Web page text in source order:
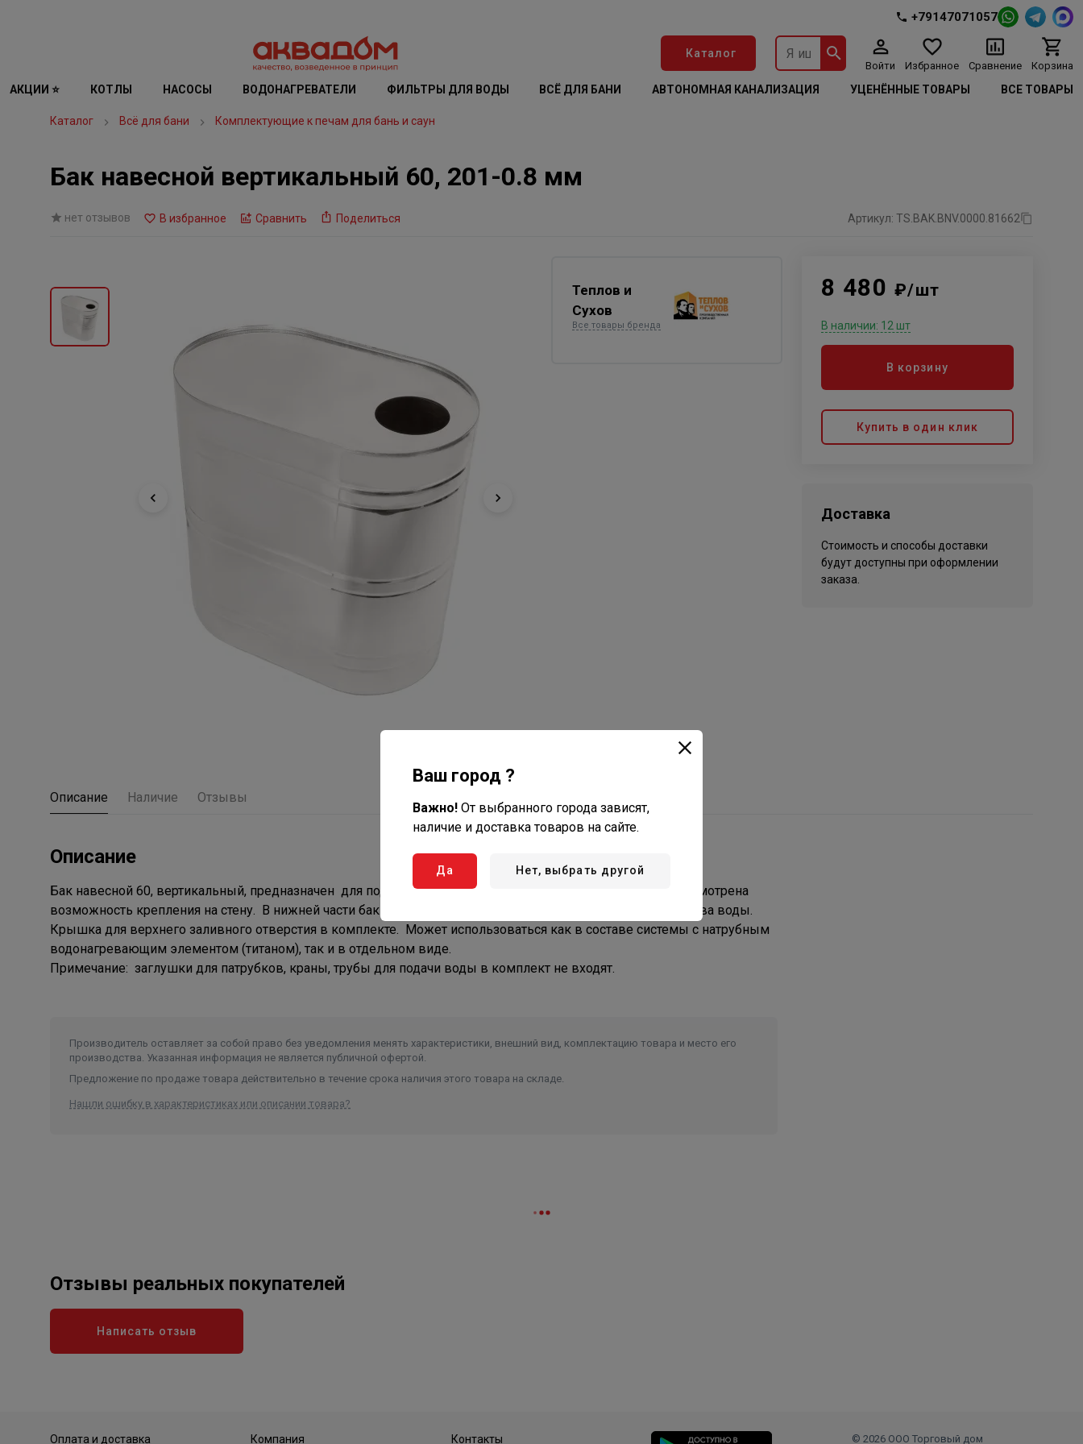
+79147071057
Каталог
Войти Избранное Сравнение Корзина
АКЦИИ ⭐ КОТЛЫ НАСОСЫ ВОДОНАГРЕВАТЕЛИ ФИЛЬТРЫ ДЛЯ ВОДЫ ВСЁ ДЛЯ БАНИ АВТОНОМНАЯ КАНАЛИЗАЦИЯ УЦЕНЁННЫЕ ТОВАРЫ ВСЕ ТОВАРЫ
Каталог Всё для бани Комплектующие к печам для бань и саун
Бак навесной вертикальный 60, 201-0.8 мм
нет отзывов В избранное Сравнить Поделиться Артикул: TS.BAK.BNV.0000.81662
Теплов и
Сухов
Все товары бренда
8 480 ₽/шт
В наличии: 12 шт
В корзину
Купить в один клик
Доставка
Стоимость и способы доставки
будут доступны при оформлении
заказа.
Описание Наличие Отзывы
Описание
Бак навесной 60, вертикальный, предназначен для подачи и хранения воды в банном помещении. Предусмотрена
возможность крепления на стену. В нижней части бак оборудован двумя патрубками 3/4 для подачи и слива воды.
Крышка для верхнего заливного отверстия в комплекте. Может использоваться как в составе системы с натрубным
водонагревающим элементом (титаном), так и в отдельном виде.
Примечание: заглушки для патрубков, краны, трубы для подачи воды в комплект не входят.
Производитель оставляет за собой право без уведомления менять характеристики, внешний вид, комплектацию товара и место его
производства. Указанная информация не является публичной офертой.
Предложение по продаже товара действительно в течение срока наличия этого товара на складе.
Нашли ошибку в характеристиках или описании товара?
Отзывы реальных покупателей
Написать отзыв
Оплата и доставка Компания Контакты © 2026 ООО Торговый дом
Ваш город ?
Важно! От выбранного города зависят,
наличие и доставка товаров на сайте.
Да Нет, выбрать другой